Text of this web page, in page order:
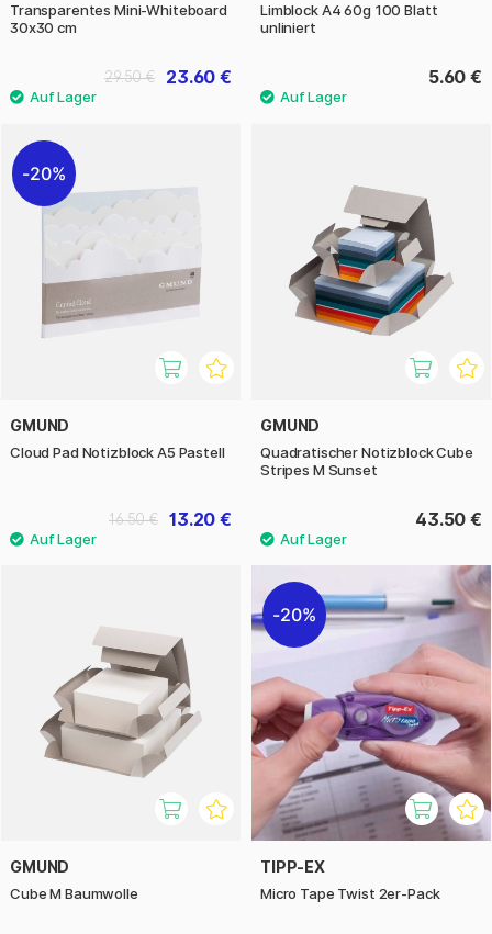
Transparentes Mini-Whiteboard
30x30 cm
23.60 €
29.50 €
Limblock A4 60g 100 Blatt
unliniert
5.60 €
20%
GMUND
Cloud Pad Notizblock A5 Pastell
13.20 €
16.50 €
GMUND
Quadratischer Notizblock Cube
Stripes M Sunset
43.50 €
GMUND
Cube M Baumwolle
20%
TIPP-EX
Micro Tape Twist 2er-Pack